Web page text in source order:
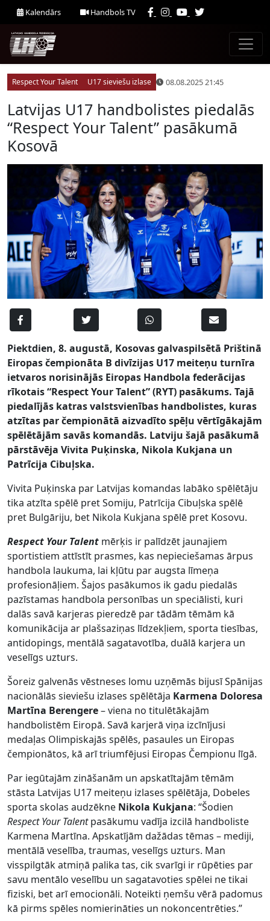
Kalendārs Handbols TV
Respect Your Talent U17 sieviešu izlase 08.08.2025 21:45
Latvijas U17 handbolistes piedalās
“Respect Your Talent” pasākumā
Kosovā
Piektdien, 8. augustā, Kosovas galvaspilsētā Prištinā
Eiropas čempionāta B divīzijas U17 meiteņu turnīra
ietvaros norisinājās Eiropas Handbola federācijas
rīkotais “Respect Your Talent” (RYT) pasākums. Tajā
piedalījās katras valstsvienības handbolistes, kuras
atzītas par čempionātā aizvadīto spēļu vērtīgākajām
spēlētājām savās komandās. Latviju šajā pasākumā
pārstāvēja Vivita Puķinska, Nikola Kukjana un
Patrīcija Cibuļska.
Vivita Puķinska par Latvijas komandas labāko spēlētāju
tika atzīta spēlē pret Somiju, Patrīcija Cibuļska spēlē
pret Bulgāriju, bet Nikola Kukjana spēlē pret Kosovu.
Respect Your Talent mērķis ir palīdzēt jaunajiem
sportistiem attīstīt prasmes, kas nepieciešamas ārpus
handbola laukuma, lai kļūtu par augsta līmeņa
profesionāļiem. Šajos pasākumos ik gadu piedalās
pazīstamas handbola personības un speciālisti, kuri
dalās savā karjeras pieredzē par tādām tēmām kā
komunikācija ar plašsaziņas līdzekļiem, sporta tiesības,
antidopings, mentālā sagatavotība, duālā karjera un
veselīgs uzturs.
Šoreiz galvenās vēstneses lomu uzņēmās bijusī Spānijas
nacionālās sieviešu izlases spēlētāja Karmena Doloresa
Martīna Berengere– viena no titulētākajām
handbolistēm Eiropā. Savā karjerā viņa izcīnījusi
medaļas Olimpiskajās spēlēs, pasaules un Eiropas
čempionātos, kā arī triumfējusi Eiropas Čempionu līgā.
Par iegūtajām zināšanām un apskatītajām tēmām
stāsta Latvijas U17 meiteņu izlases spēlētāja, Dobeles
sporta skolas audzēkne Nikola Kukjana: “Šodien
Respect Your Talentpasākumu vadīja izcilā handboliste
Karmena Martīna. Apskatījām dažādas tēmas – mediji,
mentālā veselība, traumas, veselīgs uzturs. Man
visspilgtāk atmiņā palika tas, cik svarīgi ir rūpēties par
savu mentālo veselību un sagatavoties spēlei ne tikai
fiziski, bet arī emocionāli. Noteikti ņemšu vērā padomus
kā pirms spēles nomierināties un nokoncentrēties.”